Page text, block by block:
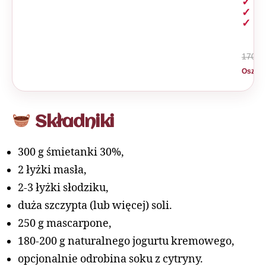
170 zł
Składniki
300 g śmietanki 30%,
2 łyżki masła,
2-3 łyżki słodziku,
duża szczypta (lub więcej) soli.
250 g mascarpone,
180-200 g naturalnego jogurtu kremowego,
opcjonalnie odrobina soku z cytryny.